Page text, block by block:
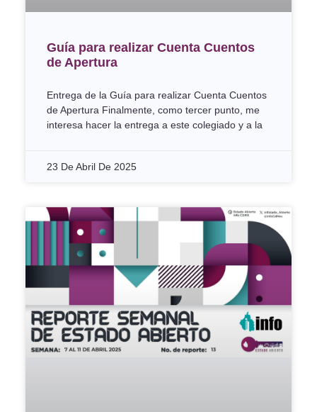
Guía para realizar Cuenta Cuentos
de Apertura
Entrega de la Guía para realizar Cuenta Cuentos
de Apertura Finalmente, como tercer punto, me
interesa hacer la entrega a este colegiado y a la
23 De Abril De 2025